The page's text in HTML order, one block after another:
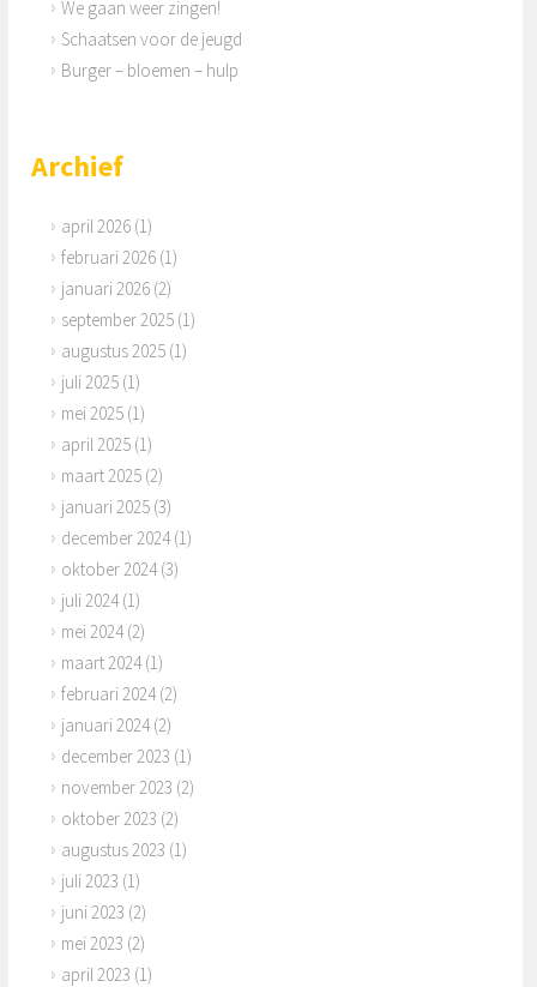
We gaan weer zingen!
Schaatsen voor de jeugd
Burger – bloemen – hulp
Archief
april 2026 (1)
februari 2026 (1)
januari 2026 (2)
september 2025 (1)
augustus 2025 (1)
juli 2025 (1)
mei 2025 (1)
april 2025 (1)
maart 2025 (2)
januari 2025 (3)
december 2024(1)
oktober 2024(3)
juli 2024(1)
mei 2024(2)
maart 2024(1)
februari 2024(2)
januari 2024(2)
december 2023 (1)
november 2023 (2)
oktober 2023 (2)
augustus 2023 (1)
juli 2023 (1)
juni 2023 (2)
mei 2023 (2)
april 2023 (1)